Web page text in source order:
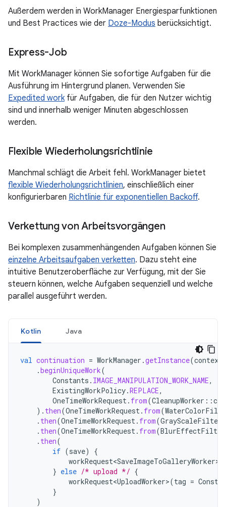
Außerdem werden in WorkManager Energiesparfunktionen
und Best Practices wie der Doze-Modus berücksichtigt.
Express-Job
Mit WorkManager können Sie sofortige Aufgaben für die
Ausführung im Hintergrund planen. Verwenden Sie
Expedited workfür Aufgaben, die für den Nutzer wichtig
sind und innerhalb weniger Minuten abgeschlossen
werden.
Flexible Wiederholungsrichtlinie
Manchmal schlägt die Arbeit fehl. WorkManager bietet
flexible Wiederholungsrichtlinien, einschließlich einer
konfigurierbaren Richtlinie für exponentiellen Backoff.
Verkettung von Arbeitsvorgängen
Bei komplexen zusammenhängenden Aufgaben können Sie
einzelne Arbeitsaufgaben verketten. Dazu steht eine
intuitive Benutzeroberfläche zur Verfügung, mit der Sie
steuern können, welche Aufgaben sequenziell und welche
parallel ausgeführt werden.
Kotlin Java
val continuation = WorkManager .getInstance(context
.beginUniqueWork(
Constants . IMAGE_MANIPULATION_WORK_NAME,
ExistingWorkPolicy.REPLACE,
OneTimeWorkRequest. from(CleanupWorker ::
). then(OneTimeWorkRequest. from(
. then(OneTimeWorkRequest. from(
. then(OneTimeWorkRequest. from(
. then(
if (save)
{
workRequest<SaveImageToGalleryWorker>
} else /* upload */ {
workRequest<UploadWorker>(tag =
}
)